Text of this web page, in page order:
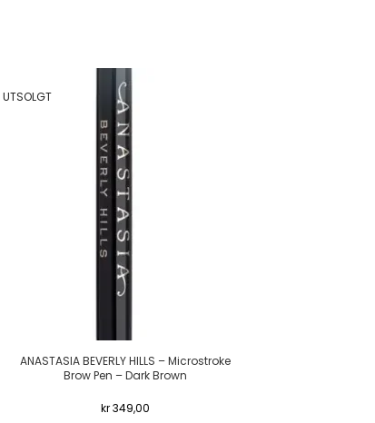
UTSOLGT
ANASTASIA BEVERLY HILLS – Microstroke
Brow Pen – Dark Brown
kr349,00